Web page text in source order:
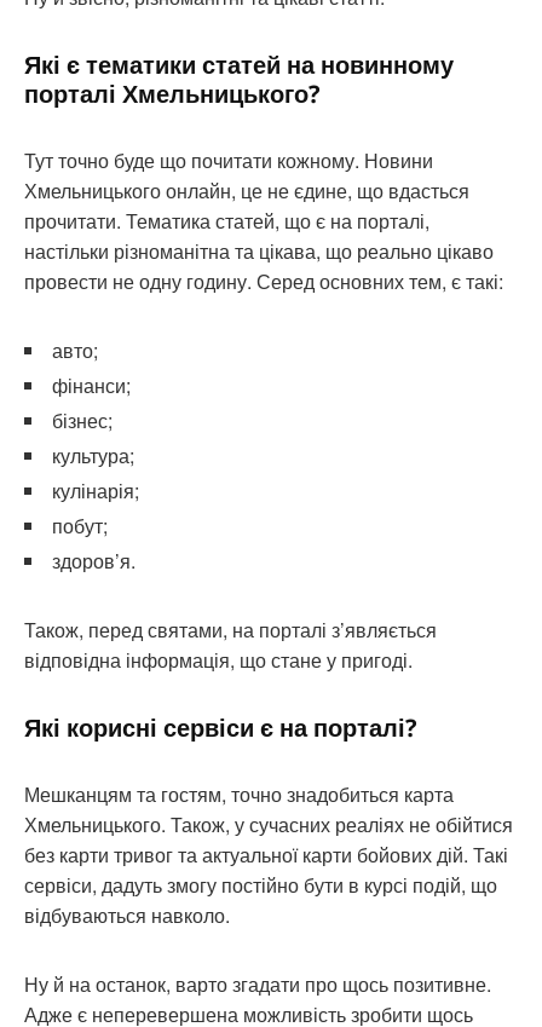
Які є тематики статей на новинному
порталі Хмельницького?
Тут точно буде що почитати кожному. Новини
Хмельницького онлайн, це не єдине, що вдасться
прочитати. Тематика статей, що є на порталі,
настільки різноманітна та цікава, що реально цікаво
провести не одну годину. Серед основних тем, є такі:
авто;
фінанси;
бізнес;
культура;
кулінарія;
побут;
здоров’я.
Також, перед святами, на порталі з’являється
відповідна інформація, що стане у пригоді.
Які корисні сервіси є на порталі?
Мешканцям та гостям, точно знадобиться карта
Хмельницького. Також, у сучасних реаліях не обійтися
без карти тривог та актуальної карти бойових дій. Такі
сервіси, дадуть змогу постійно бути в курсі подій, що
відбуваються навколо.
Ну й на останок, варто згадати про щось позитивне.
Адже є неперевершена можливість зробити щось